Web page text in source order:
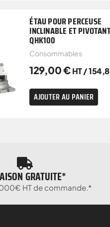
ÉTAU POUR PERCEUSE
INCLINABLE ET
QHK100
Consommables
129,00€ HT /
AJOUTER AU PANIER
GRATUITE*
HT de commande.*